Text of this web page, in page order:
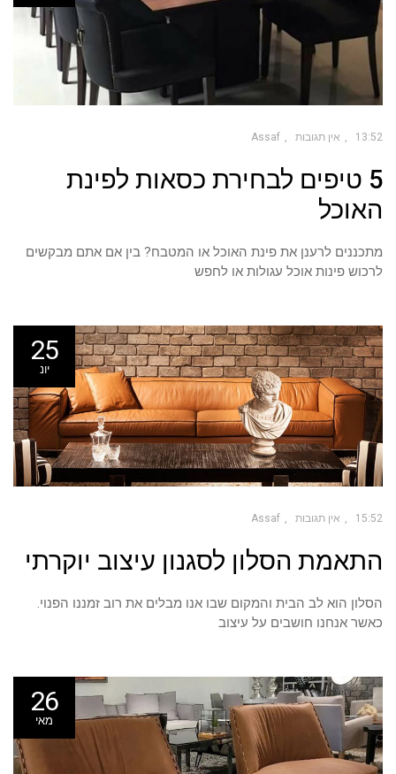
13:52 אין תגובות Assaf
5 טיפים לבחירת כסאות לפינת
האוכל
מתכננים לרענן את פינת האוכל או המטבח? בין אם אתם מבקשים
לרכוש פינות אוכל עגולות או לחפש
25
יונ
15:52 אין תגובות Assaf
התאמת הסלון לסגנון עיצוב יוקרתי
הסלון הוא לב הבית והמקום שבו אנו מבלים את רוב זמננו הפנוי.
כאשר אנחנו חושבים על עיצוב
26
מאי